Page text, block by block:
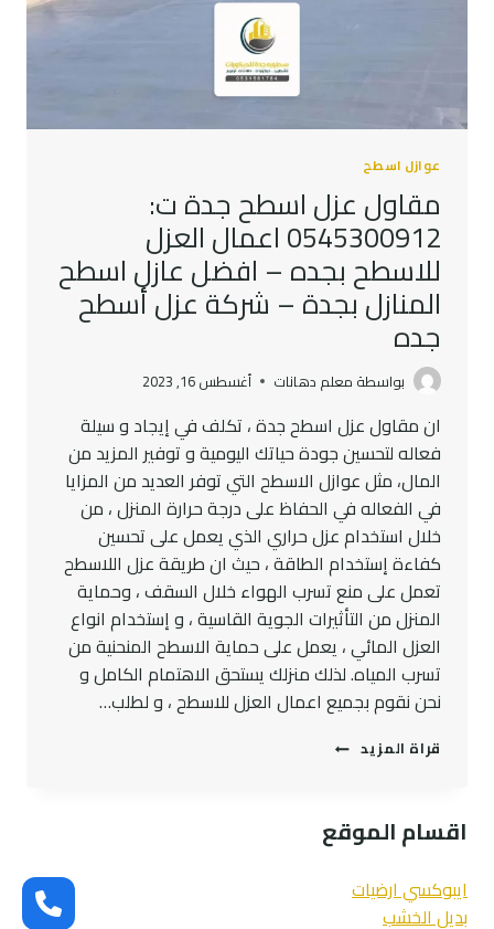
للسطح
عوازل اسطح
مقاول عزل اسطح جدة ت:
0545300912 اعمال العزل
للاسطح بجده – افضل عازل اسطح
المنازل بجدة – شركة عزل أسطح
جده
بواسطة معلم دهانات أغسطس 16, 2023
ان مقاول عزل اسطح جدة ، تكلف في إيجاد و سيلة
فعاله لتحسين جودة حياتك اليومية و توفير المزيد من
المال، مثل عوازل الاسطح التي توفر العديد من المزايا
في الفعاله في الحفاظ على درجة حرارة المنزل ، من
خلال استخدام عزل حراري الذي يعمل على تحسين
كفاءة إستخدام الطاقة ، حيث ان طريقة عزل اللاسطح
تعمل على منع تسرب الهواء خلال السقف ، وحماية
المنزل من التأثيرات الجوية القاسية ، و إستخدام انواع
العزل المائي ، يعمل على حماية الاسطح المنحنية من
تسرب المياه. لذلك منزلك يستحق الاهتمام الكامل و
نحن نقوم بجميع اعمال العزل للاسطح ، و لطلب…
قراة المزيد مقاول
ت:
0545300912
العزل
اقسام الموقع
ايبوكسي ارضيات
بديل الخشب